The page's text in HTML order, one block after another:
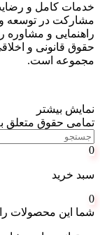
خدمات کامل و
مشارکت در توسعه و
راهنمایی و مشاوره
حقوق قانونی و
مجموعه است.
نمایش بیشتر
تمامی حقوق متعلق
0
سبد خرید
0
شما این محصولات را